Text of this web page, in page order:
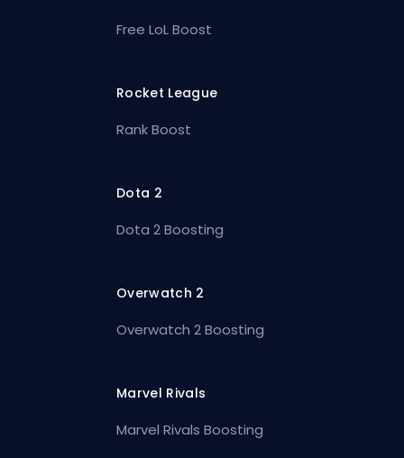
Free LoL Boost
Rocket League
Rank Boost
Dota 2
Dota 2 Boosting
Overwatch 2
Overwatch 2 Boosting
Marvel Rivals
Marvel Rivals Boosting